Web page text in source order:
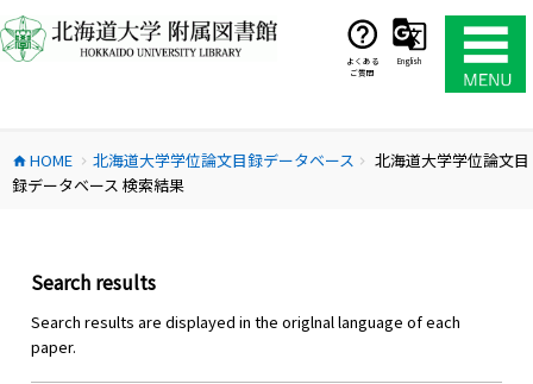
ン
テ
ス
キ
よくある
ご質問
English
home HOME chevron_right 北海道大学学位論文目録データベース chevron_right
北海道大学学位論文目
録データベース 検索結果
Search results
Search results are displayed in the origlnal language of each
paper.